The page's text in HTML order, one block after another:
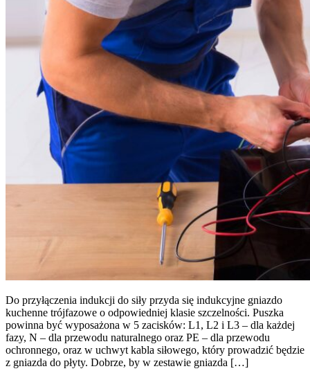
Do przyłączenia indukcji do siły przyda się indukcyjne gniazdo
kuchenne trójfazowe o odpowiedniej klasie szczelności. Puszka
powinna być wyposażona w 5 zacisków: L1, L2 i L3 – dla każdej
fazy, N – dla przewodu naturalnego oraz PE – dla przewodu
ochronnego, oraz w uchwyt kabla siłowego, który prowadzić będzie
z gniazda do płyty. Dobrze, by w zestawie gniazda […]